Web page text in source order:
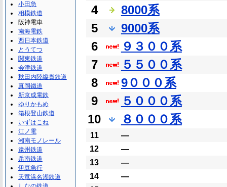
4
8000系
5
9000系
6
９３００系
7
５５００系
8
9０００系
9
５０００系
10
８０００系
11
―
12
―
13
―
14
―
小田急
相模鉄道
阪神電車
南海電鉄
西日本鉄道
とうてつ
関東鉄道
会津鉄道
秋田内陸縦貫鉄道
真岡鐵道
新京成電鉄
ゆりかもめ
箱根登山鉄道
いずはこね
江ノ電
湘南モノレール
遠州鉄道
岳南鉄道
伊豆急行
天竜浜名湖鉄道